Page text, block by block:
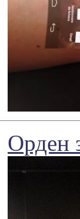
Орден